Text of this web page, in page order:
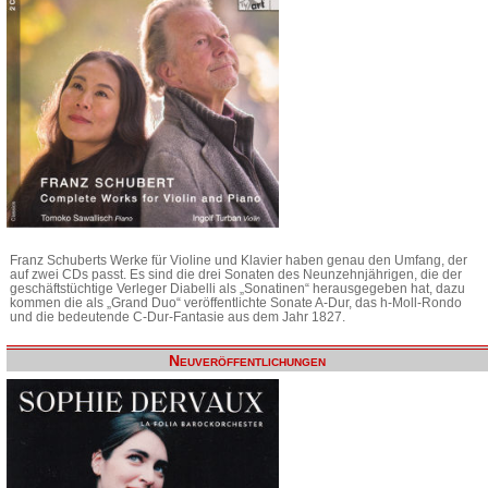
Franz Schuberts Werke für Violine und Klavier haben genau den Umfang, der
auf zwei CDs passt. Es sind die drei Sonaten des Neunzehnjährigen, die der
geschäftstüchtige Verleger Diabelli als „Sonatinen“ herausgegeben hat, dazu
kommen die als „Grand Duo“ veröffentlichte Sonate A-Dur, das h-Moll-Rondo
und die bedeutende C-Dur-Fantasie aus dem Jahr 1827.
Neuveröffentlichungen